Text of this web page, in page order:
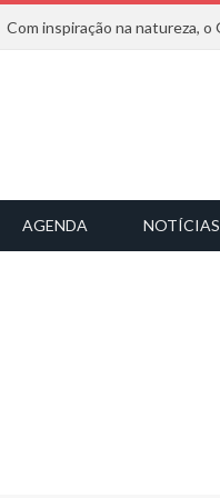
AGENDA NOTÍCIAS